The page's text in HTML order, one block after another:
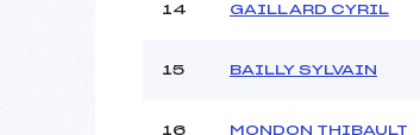
14 GAILLARD CYRIL
15 BAILLY SYLVAIN
16 MONDON THIBAULT